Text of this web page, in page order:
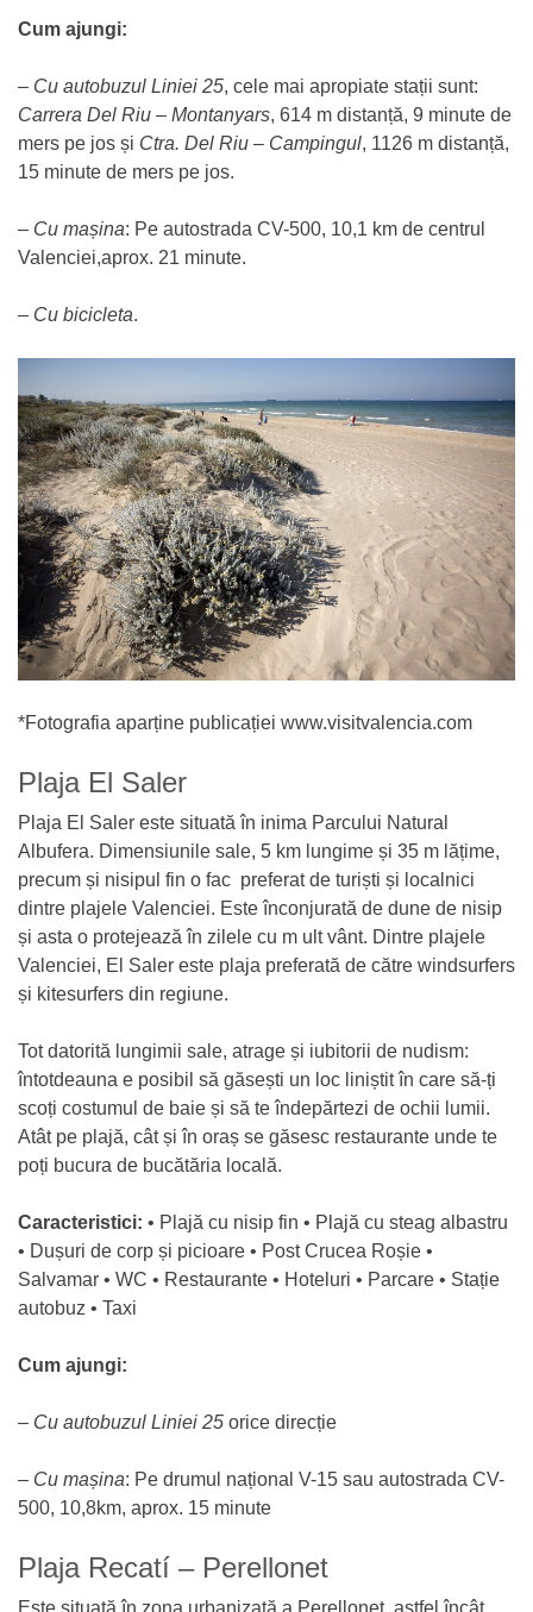
Cum ajungi:
– Cu autobuzul Liniei 25, cele mai apropiate stații sunt:
Carrera Del Riu – Montanyars, 614 m distanță, 9 minute de
mers pe jos și Ctra. Del Riu – Campingul, 1126 m distanță,
15 minute de mers pe jos.
– Cu mașina: Pe autostrada CV-500, 10,1 km de centrul
Valenciei,aprox. 21 minute.
– Cu bicicleta.
*Fotografia aparține publicației www.visitvalencia.com
Plaja El Saler
Plaja El Saler este situată în inima Parcului Natural
Albufera. Dimensiunile sale, 5 km lungime și 35 m lățime,
precum și nisipul fin o fac preferat de turiști și localnici
dintre plajele Valenciei. Este înconjurată de dune de nisip
și asta o protejează în zilele cu m ult vânt. Dintre plajele
Valenciei, El Saler este plaja preferată de către windsurfers
și kitesurfers din regiune.
Tot datorită lungimii sale, atrage și iubitorii de nudism:
întotdeauna e posibil să găsești un loc liniștit în care să-ți
scoți costumul de baie și să te îndepărtezi de ochii lumii.
Atât pe plajă, cât și în oraș se găsesc restaurante unde te
poți bucura de bucătăria locală.
Caracteristici: • Plajă cu nisip fin • Plajă cu steag albastru
• Dușuri de corp și picioare • Post Crucea Roșie •
Salvamar • WC • Restaurante • Hoteluri • Parcare • Stație
autobuz • Taxi
Cum ajungi:
– Cu autobuzul Liniei 25 orice direcție
– Cu mașina: Pe drumul național V-15 sau autostrada CV-
500, 10,8km, aprox. 15 minute
Plaja Recatí – Perellonet
Este situată în zona urbanizată a Perellonet, astfel încât